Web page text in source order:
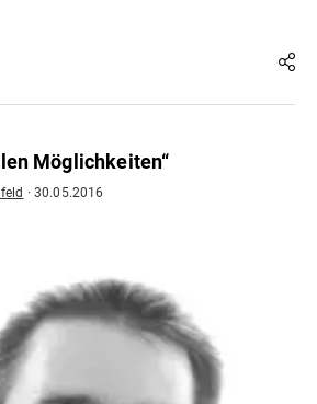
Möglichkeiten“
· 30.05.2016